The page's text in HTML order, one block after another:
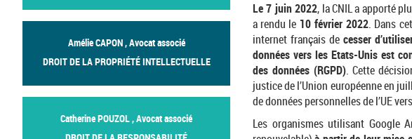
Le 7 juin 2022, la CNIL a apporté
a rendu le 10 février 2022. Dans
internet français de cesser
données vers les Etats-Unis est
des données (RGPD). Cette
justice de l’Union européenne en
de données personnelles de l’UE
Les organismes utilisant Google
Amélie CAPON , Avocat associé
DROIT DE LA PROPRIÉTÉ INTELLECTUELLE
Catherine POUZOL , Avocat associé